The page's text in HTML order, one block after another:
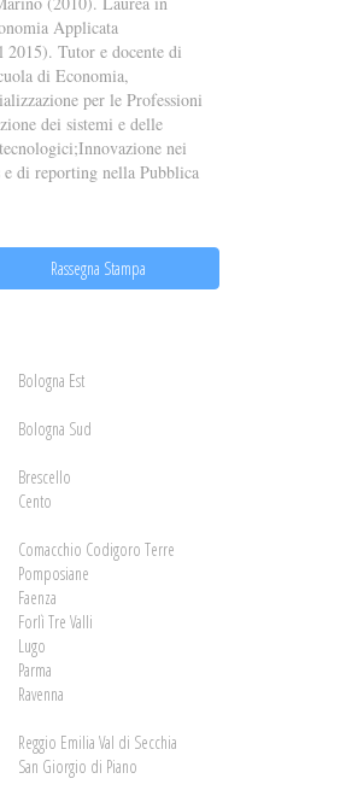
Applicata
Tutor e docente di
di Economia,
per le Professioni
dei sistemi e delle
nei
di reporting nella Pubblica
Rassegna Stampa
Bologna Est
Bologna Sud
Brescello
Cento
Comacchio Codigoro Terre
Pomposiane
Faenza
Forlì Tre Valli
Lugo
Parma
Ravenna
Reggio Emilia Val di Secchia
San Giorgio di Piano